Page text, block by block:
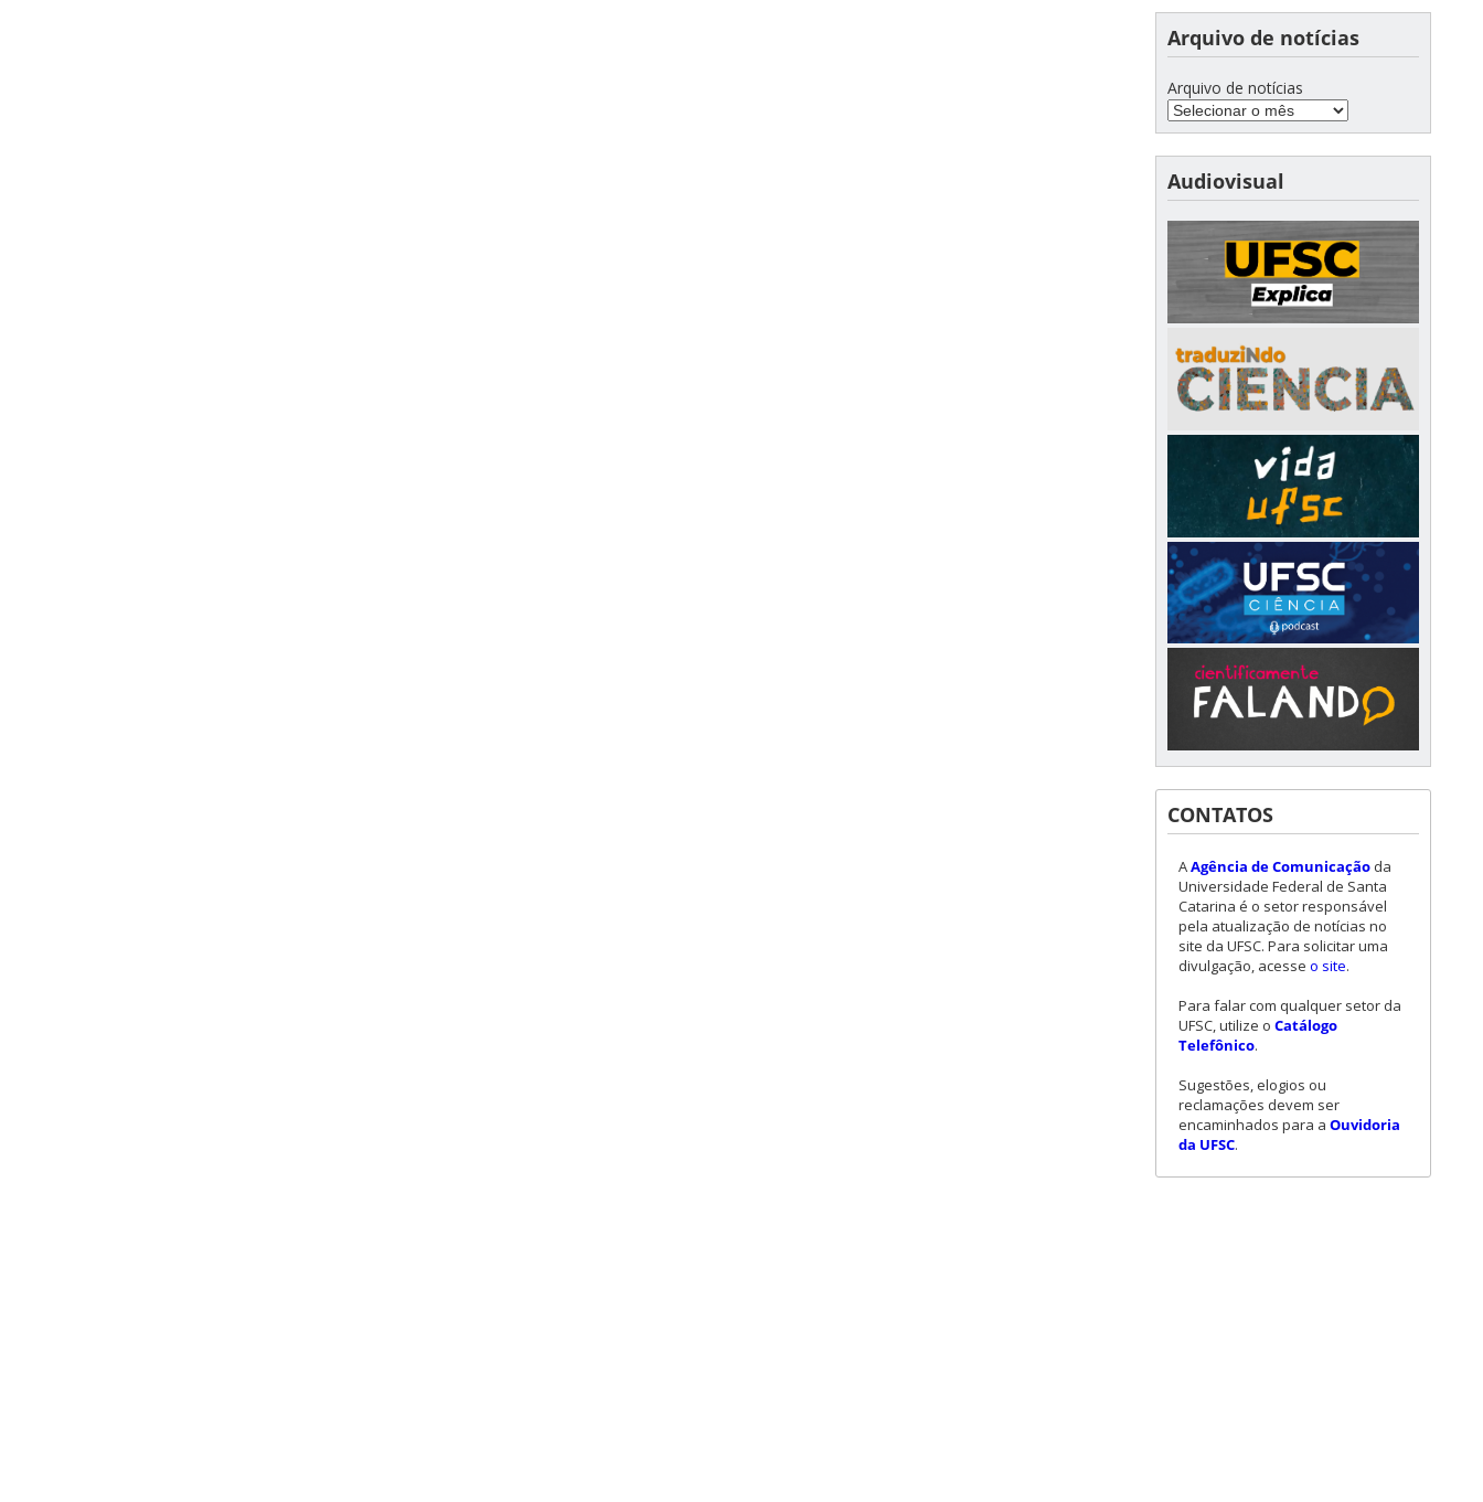
Arquivo de notícias
Arquivo de notícias
Audiovisual
CONTATOS
AAgência de Comunicação da
Universidade Federal de Santa
Catarina é o setor responsável
pela atualização de notícias no
site da UFSC. Para solicitar uma
divulgação, acesse o site.
Para falar com qualquer setor da
UFSC, utilize o Catálogo
Telefônico.
Sugestões, elogios ou
reclamações devem ser
encaminhados para a Ouvidoria
da UFSC.